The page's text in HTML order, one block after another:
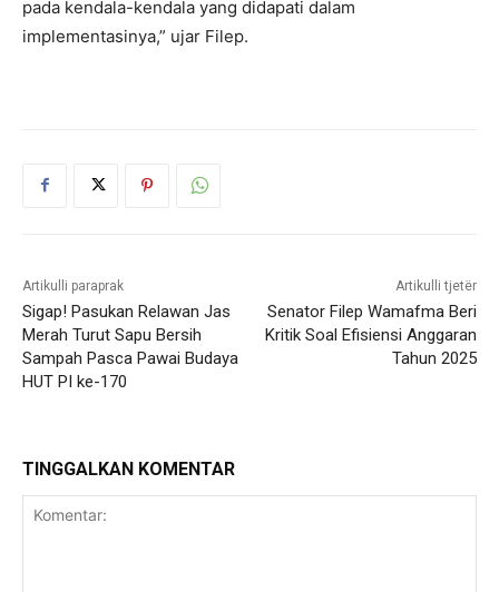
pada kendala-kendala yang didapati dalam
implementasinya,” ujar Filep.
Artikulli paraprak
Sigap! Pasukan Relawan Jas
Merah Turut Sapu Bersih
Sampah Pasca Pawai Budaya
HUT PI ke-170
Artikulli tjetër
Senator Filep Wamafma Beri
Kritik Soal Efisiensi Anggaran
Tahun 2025
TINGGALKAN KOMENTAR